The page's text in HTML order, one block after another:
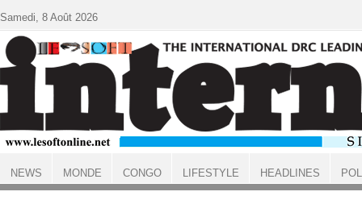
ACCUEIL
Samedi, 8 Août 2026
NEWS MONDE CONGO LIFESTYLE HEADLINES